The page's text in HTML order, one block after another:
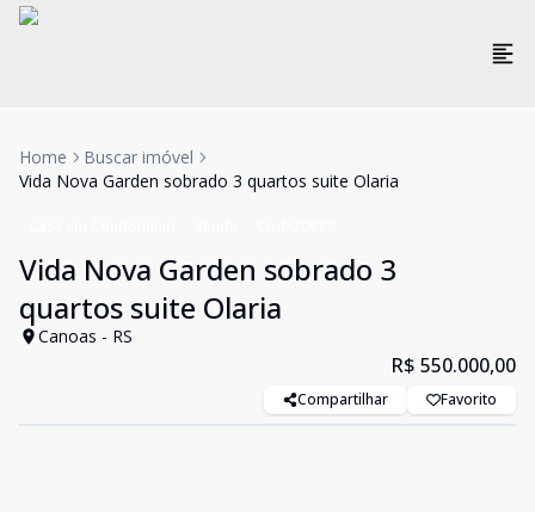
Home
Buscar imóvel
Vida Nova Garden sobrado 3 quartos suite Olaria
Vida Nova Garden sobrado 3
quartos suite Olaria
Canoas - RS
R$ 550.000,00
Compartilhar Favorito